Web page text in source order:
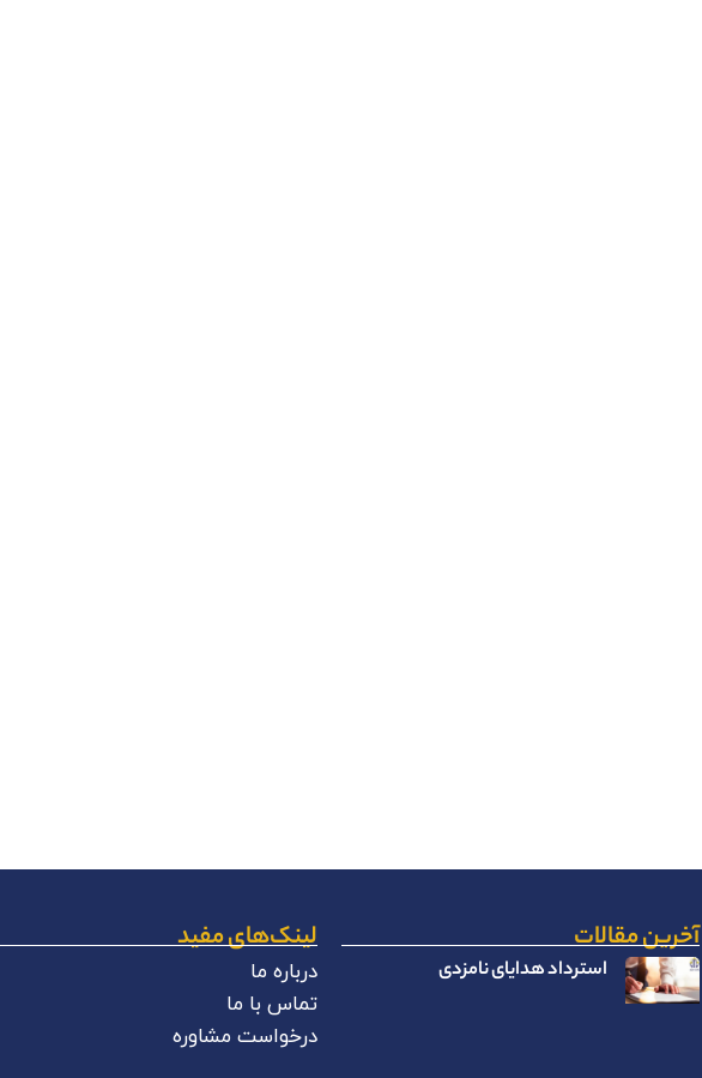
آخرین مقالات
استرداد هدایای نامزدی
لینک‌های مفید
درباره ما
تماس با ما
درخواست مشاوره